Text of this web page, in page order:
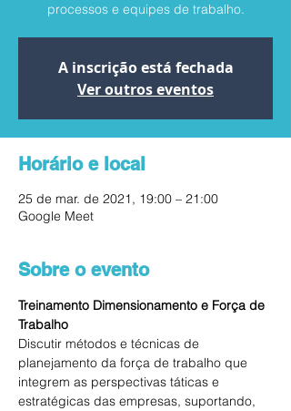
processos e equipes de trabalho.
A inscrição está fechada
Ver outros eventos
Horário e local
25 de mar. de 2021, 19:00 – 21:00
Google Meet
Sobre o evento
Treinamento Dimensionamento e Força de
Trabalho
Discutir métodos e técnicas de
planejamento da força de trabalho que
integrem as perspectivas táticas e
estratégicas das empresas, suportando,